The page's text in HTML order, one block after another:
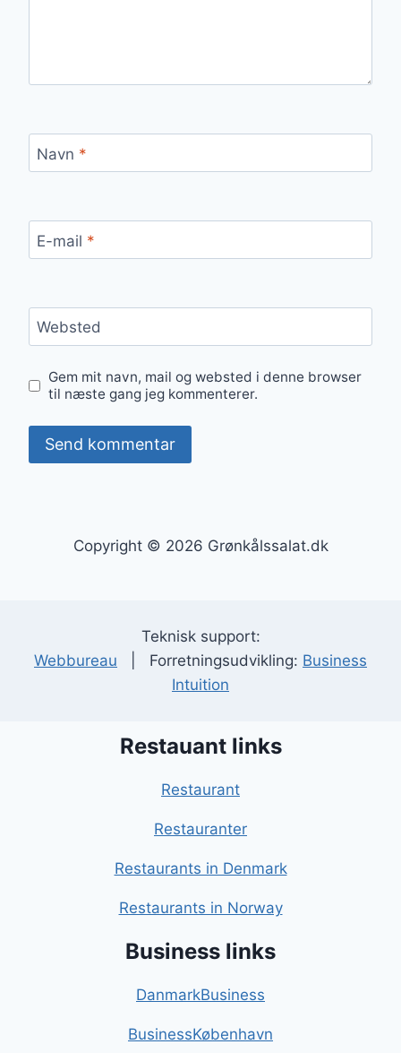
Navn *
E-mail *
Websted
Gem mit navn, mail og websted i denne browser
til næste gang jeg kommenterer.
Copyright © 2026 Grønkålssalat.dk
Teknisk support:
Webbureau | Forretningsudvikling: Business
Intuition
Restauant links
Restaurant
Restauranter
Restaurants in Denmark
Restaurants in Norway
Business links
DanmarkBusiness
BusinessKøbenhavn